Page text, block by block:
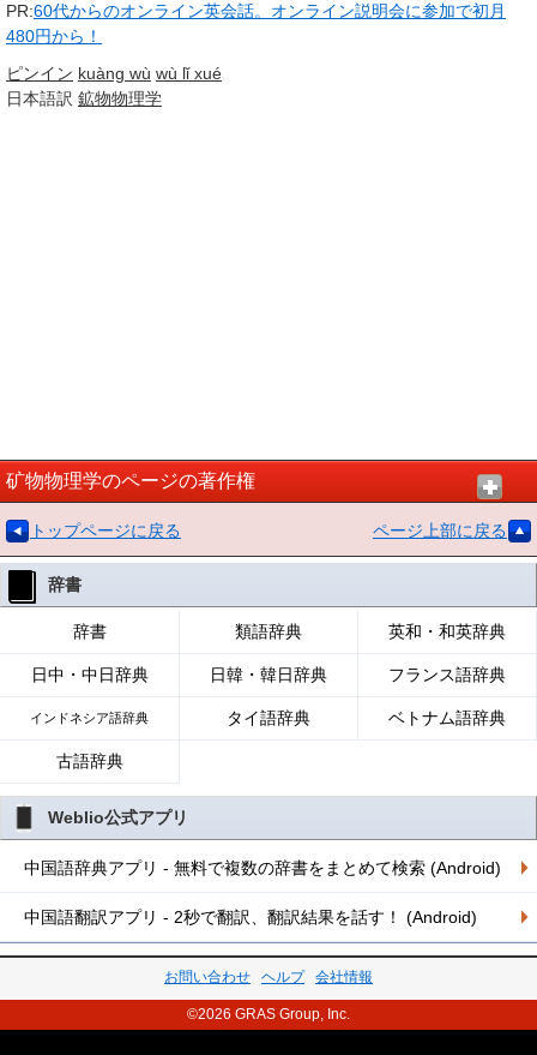
PR:60代からのオンライン英会話。オンライン説明会に参加で初月
480円から！
ピンイン kuàng wù wù lǐ xué
日本語訳 鉱物物理学
矿物物理学のページの著作権
トップページに戻る ページ上部に戻る
辞書
辞書 類語辞典 英和・和英辞典
日中・中日辞典 日韓・韓日辞典 フランス語辞典
インドネシア語辞典 タイ語辞典 ベトナム語辞典
古語辞典
Weblio公式アプリ
中国語辞典アプリ - 無料で複数の辞書をまとめて検索 (Android)
中国語翻訳アプリ - 2秒で翻訳、翻訳結果を話す！ (Android)
お問い合わせ ヘルプ 会社情報
©2026 GRAS Group, Inc.